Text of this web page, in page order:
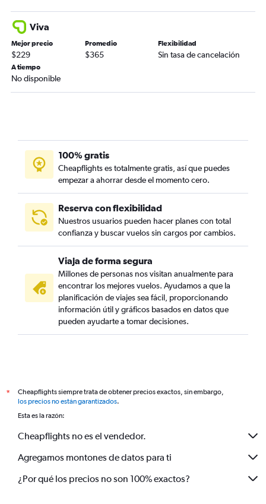
Viva
Mejor precio
$229
Promedio
$365
Flexibilidad
Sin tasa de cancelación
A tiempo
No disponible
100% gratis
Cheapflights es totalmente gratis, así que puedes
empezar a ahorrar desde el momento cero.
Reserva con flexibilidad
Nuestros usuarios pueden hacer planes con total
confianza y buscar vuelos sin cargos por cambios.
Viaja de forma segura
Millones de personas nos visitan anualmente para
encontrar los mejores vuelos. Ayudamos a que la
planificación de viajes sea fácil, proporcionando
información útil y gráficos basados en datos que
pueden ayudarte a tomar decisiones.
*
Cheapflights siempre trata de obtener precios exactos, sin embargo,
los precios no están garantizados.
Esta es la razón:
Cheapflights no es el vendedor.
Agregamos montones de datos para ti
¿Por qué los precios no son 100% exactos?